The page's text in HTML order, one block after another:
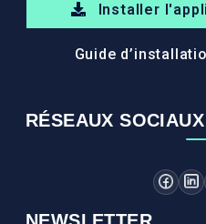
Installer
Guide
RÉSEAUX SOCIAUX